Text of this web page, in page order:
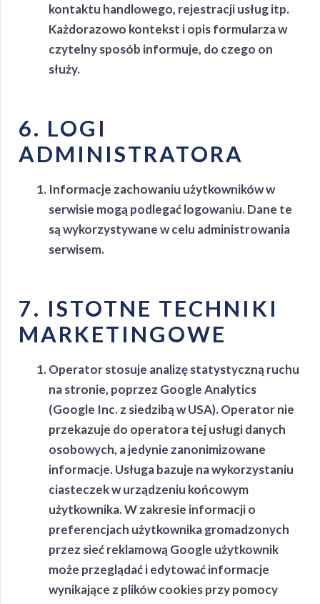
kontaktu handlowego, rejestracji usług itp.
Każdorazowo kontekst i opis formularza w
czytelny sposób informuje, do czego on
służy.
6. LOGI
ADMINISTRATORA
Informacje zachowaniu użytkowników w
serwisie mogą podlegać logowaniu. Dane te
są wykorzystywane w celu administrowania
serwisem.
7. ISTOTNE TECHNIKI
MARKETINGOWE
Operator stosuje analizę statystyczną ruchu
na stronie, poprzez Google Analytics
(Google Inc. z siedzibą w USA). Operator nie
przekazuje do operatora tej usługi danych
osobowych, a jedynie zanonimizowane
informacje. Usługa bazuje na wykorzystaniu
ciasteczek w urządzeniu końcowym
użytkownika. W zakresie informacji o
preferencjach użytkownika gromadzonych
przez sieć reklamową Google użytkownik
może przeglądać i edytować informacje
wynikające z plików cookies przy pomocy